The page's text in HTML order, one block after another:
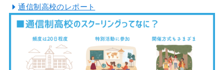
通信制高校のレポート